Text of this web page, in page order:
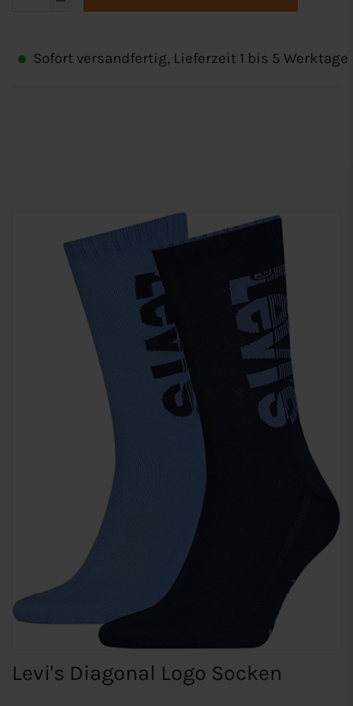
Sofort versandfertig, Lieferzeit 1 bis 5 Werktage
Levi's Diagonal Logo Socken